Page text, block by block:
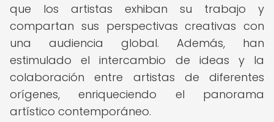
que los artistas exhiban su trabajo y
compartan sus perspectivas creativas con
una audiencia global. Además, han
estimulado el intercambio de ideas y la
colaboración entre artistas de diferentes
orígenes, enriqueciendo el panorama
artístico contemporáneo.